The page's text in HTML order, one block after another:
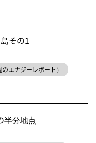
その1
エナジーレポート）
半分地点